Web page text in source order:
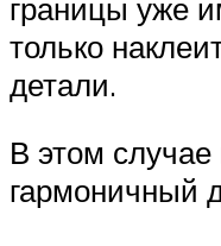
границы уже
только
детали.
В этом
гармоничный